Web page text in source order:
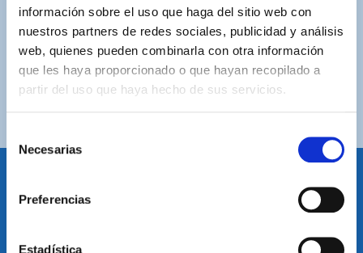
información sobre el uso que haga del sitio web con
nuestros partners de redes sociales, publicidad y análisis
web, quienes pueden combinarla con otra información
que les haya proporcionado o que hayan recopilado a
partir del uso que haya hecho de sus servicios.
de Necesarias
Preferencias
Estadística
ENVÍOS GRATUITOS
Por compras superiores a 100€ (España peninsular)
COMPRAS SEGURAS
Plataforma de pago segura a través de tarjeta o
Volver arriba